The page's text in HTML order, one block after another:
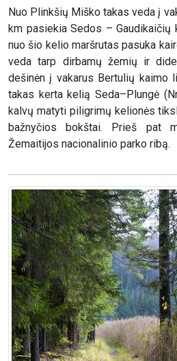
Nuo Plinkšių Miško takas veda į
km pasiekia Sedos – Gaudikaičių
nuo šio kelio maršrutas pasuka
veda tarp dirbamų žemių ir
dešinėn į vakarus Bertulių kaimo
takas kerta kelią Seda–Plungė
kalvų matyti piligrimų kelionės
bažnyčios bokštai. Prieš pat
Žemaitijos nacionalinio parko ribą.